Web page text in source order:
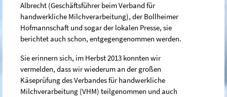
Albrecht (Geschäftsführer beim Verband für
handwerkliche Milchverarbeitung), der Bollheimer
Hofmannschaft und sogar der lokalen Presse, sie
berichtet auch schon, entgegengenommen werden.
Sie erinnern sich, im Herbst 2013 konnten wir
vermelden, dass wir wiederum an der großen
Käseprüfung des Verbandes für handwerkliche
Milchverarbeitung (VHM) teilgenommen und auch